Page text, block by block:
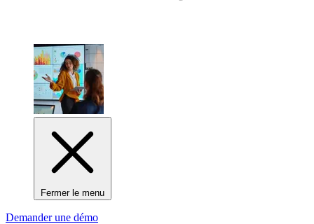
Fermer le menu
Demander une démo